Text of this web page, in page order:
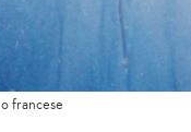
francese